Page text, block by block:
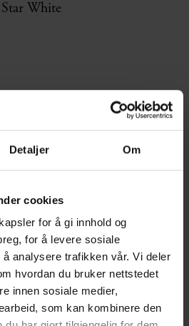
Detaljer Om
cookies
for å gi innhold og
for å levere sosiale
analysere trafikken vår. Vi deler
hvordan du bruker nettstedet
innen sosiale medier,
som kan kombinere den
White